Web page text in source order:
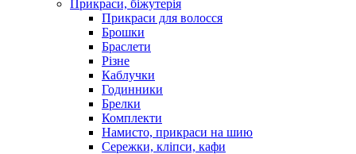
Прикраси, біжутерія
Прикраси для волосся
Брошки
Браслети
Різне
Каблучки
Годинники
Брелки
Комплекти
Намисто, прикраси на шию
Сережки, кліпси, кафи